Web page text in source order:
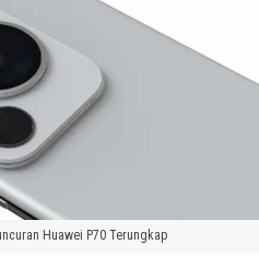
Huawei P70 Terungkap